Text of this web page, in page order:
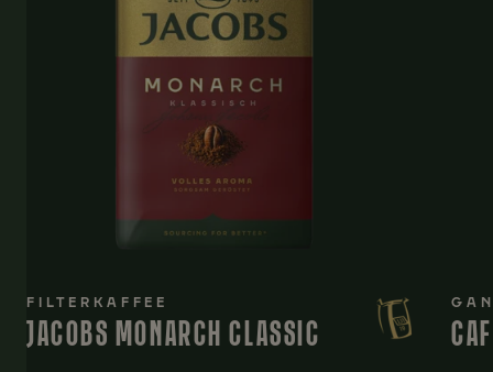
FILTERKAFFEE
JACOBS MONARCH CLASSIC